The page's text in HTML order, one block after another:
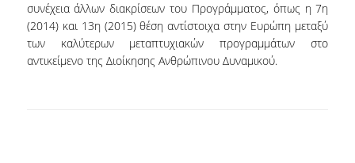
POSTGRADUATE STUDIES
POSTGRADUATE PROGRAMS
συνέχεια άλλων διακρίσεων του Προγράμματος, όπως η 7η
(2014) και 13η (2015) θέση αντίστοιχα στην Ευρώπη μεταξύ
των καλύτερων μεταπτυχιακών προγραμμάτων στο
αντικείμενο της Διοίκησης Ανθρώπινου Δυναμικού.